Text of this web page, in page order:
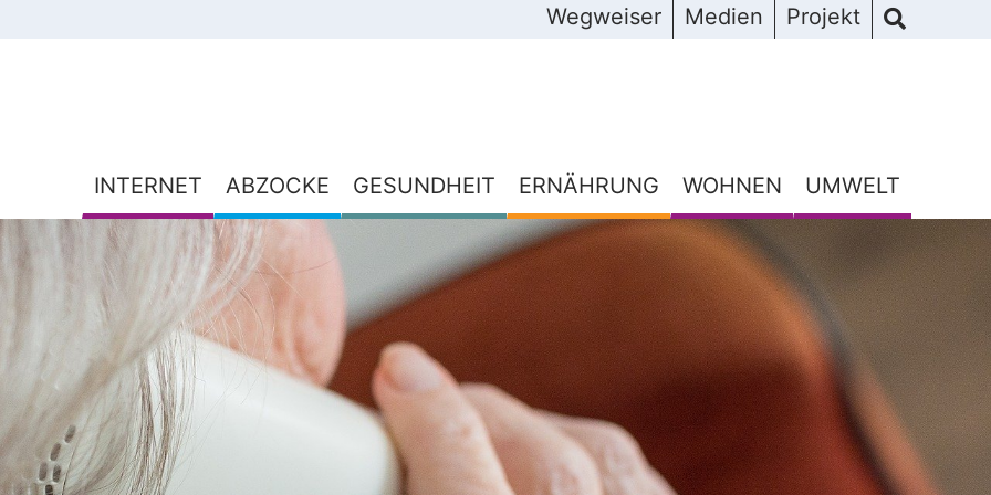
Wegweiser Medien Projekt
INTERNET ABZOCKE GESUNDHEIT ERNÄHRUNG WOHNEN UMWELT